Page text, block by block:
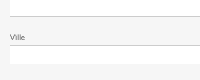
Ville